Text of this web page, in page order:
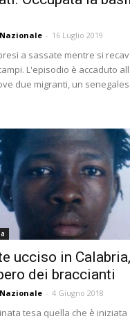
- 16 Luglio 2019
a sassate mentre si
L'episodio è accaduto
due migranti, un
ucciso in
dei braccianti
- 4 Giugno 2018
tesa quella che è iniziata